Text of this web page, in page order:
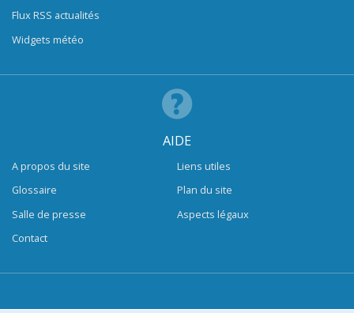
Flux RSS actualités
Widgets météo
AIDE
A propos du site
Glossaire
Salle de presse
Contact
Liens utiles
Plan du site
Aspects légaux